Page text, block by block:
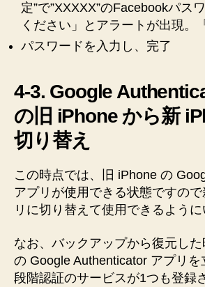
定”で”XXXXX”のFacebookパス
ください」とアラートが出現。
パスワードを入力し、完了
4-3. Google
の旧 iPhone から新
切り替え
この時点では、旧 iPhone の
アプリが使用できる状態ですの
リに切り替えて使用できるように
なお、バックアップから復元し
の Google Authenticator アプリ
段階認証のサービスが1つも登録